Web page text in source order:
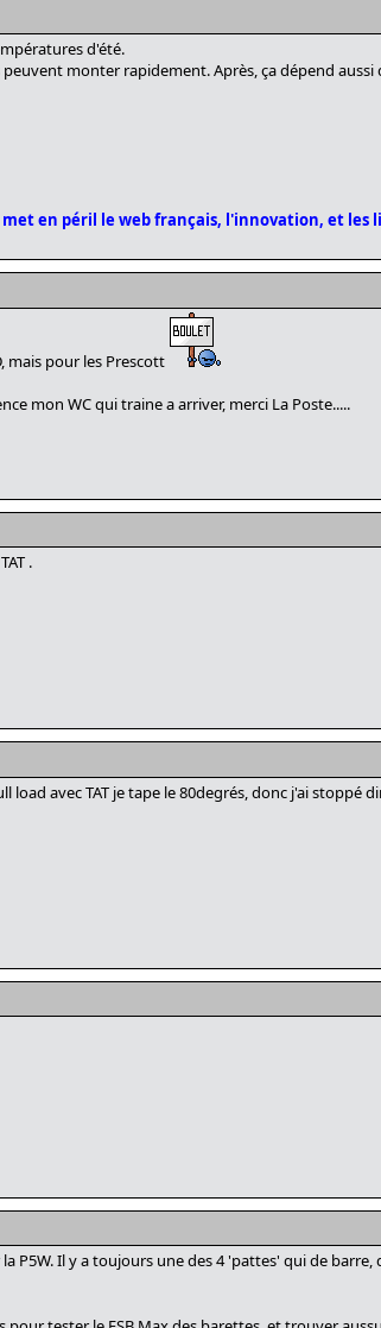
d'été.
monter rapidement. Après, ça dépend aussi
en péril le web français, l'innovation, et les
mais pour les Prescott
mon WC qui traine a arriver, merci La Poste.....
.
load avec TAT je tape le 80degrés, donc j'ai stoppé
P5W. Il y a toujours une des 4 'pattes' qui de